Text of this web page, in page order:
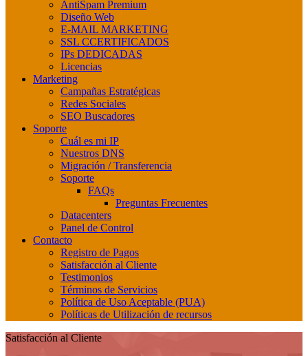
AntiSpam Premium
Diseño Web
E-MAIL MARKETING
SSL CCERTIFICADOS
IPs DEDICADAS
Licencias
Marketing
Campañas Estratégicas
Redes Sociales
SEO Buscadores
Soporte
Cuál es mi IP
Nuestros DNS
Migración / Transferencia
Soporte
FAQs
Preguntas Frecuentes
Datacenters
Panel de Control
Contacto
Registro de Pagos
Satisfacción al Cliente
Testimonios
Términos de Servicios
Política de Uso Aceptable (PUA)
Políticas de Utilización de recursos
Satisfacción al Cliente